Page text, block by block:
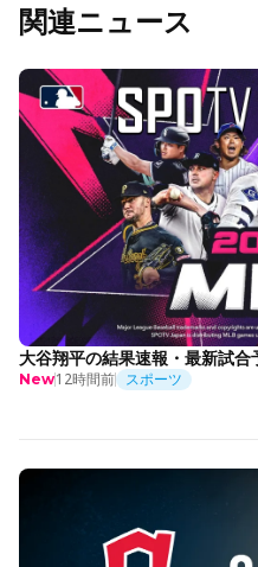
関連ニュース
大谷翔平の結果速報・最新試
New12時間前 スポーツ